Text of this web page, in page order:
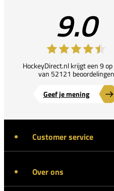
9.0
HockeyDirect.nl krijgt een 9
van 52121 beoordelingen
Geef je mening
Customer service
Over ons